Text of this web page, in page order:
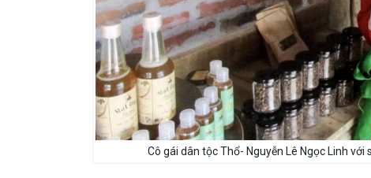
Cô gái dân tộc Thổ- Nguyễn Lê Ngọc Linh